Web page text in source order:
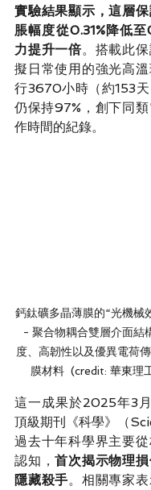
實驗結果顯示，這層
脹幅度從0.31%降低
力提升一倍。搭載此
擬日常使用的強光高
行3670小時（約153
仍保持97%，創下同
作時間的紀錄。
鈣鈦礦多晶薄膜的“光機械
- 聚合物耦合雙層介面結
度、高韌性以及優異電荷
膜材料  (credit: 華東理
這一成果於2025年3
頂級期刊《科學》（
過去十年科學界主要
認知，首次揭示物理
隱藏殺手。相關專家